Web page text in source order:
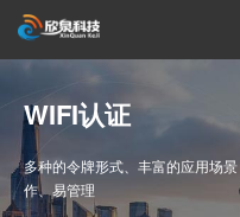
WIFI认证
多种的令牌形式、丰富的应用场
作、易管理